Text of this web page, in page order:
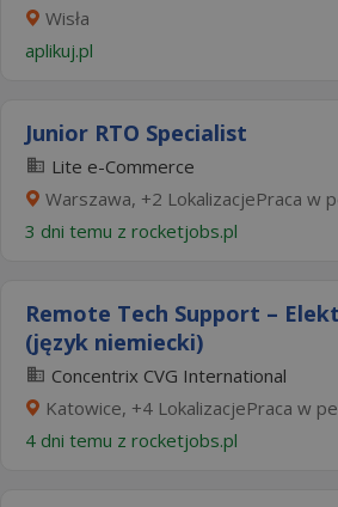
Wisła
aplikuj.pl
Junior RTO Specialist
Lite e-Commerce
Warszawa, +2 LokalizacjePraca w
3 dni temu z rocketjobs.pl
Remote Tech Support –
(język niemiecki)
Concentrix CVG International
Katowice, +4 LokalizacjePraca w
4 dni temu z rocketjobs.pl